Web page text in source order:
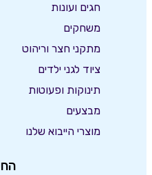
חגים ועונות
משחקים
מתקני חצר וריהוט
ציוד לגני ילדים
תינוקות ופעוטות
מבצעים
מוצרי הייבוא שלנו